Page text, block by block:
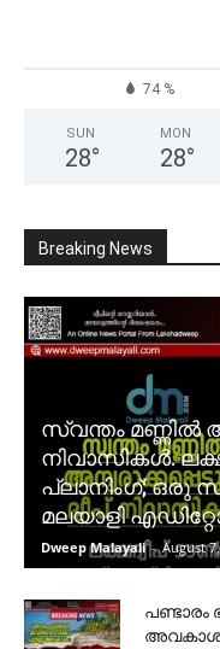
74 %
SUN
28°
MON
28°
Breaking News
സ്വന്തം മണ്ണിൽ
നിവാസികൾ.
പ്ലാനിംഗ്; ഒരു
മലയാളി
Dweep Malayali - August
പണ്ടാരം